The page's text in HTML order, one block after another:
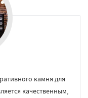
камня для
качественным,